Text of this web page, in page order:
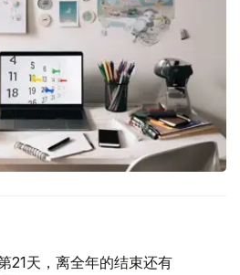
21天，离全年的结束还有